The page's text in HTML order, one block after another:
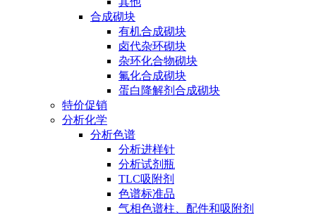
合成砌块
有机合成砌块
卤代杂环砌块
杂环化合物砌块
氟化合成砌块
蛋白降解剂合成砌块
特价促销
分析化学
分析色谱
分析进样针
分析试剂瓶
TLC吸附剂
色谱标准品
气相色谱柱、配件和吸附剂